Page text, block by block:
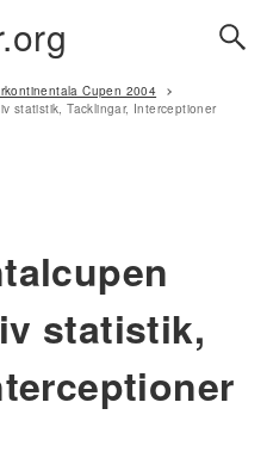
Cupen 2004
statistik, Tacklingar, Interceptioner
statistik,